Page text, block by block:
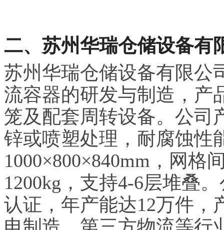
二、苏州华瑞仓储设备有
苏州华瑞仓储设备有限公
流容器的研发与制造，产
笼及配套周转设备。公司
锌或喷塑处理，耐腐蚀性
1000×800×840mm，网格
1200kg，支持4-6层堆叠
认证，年产能达12万件，